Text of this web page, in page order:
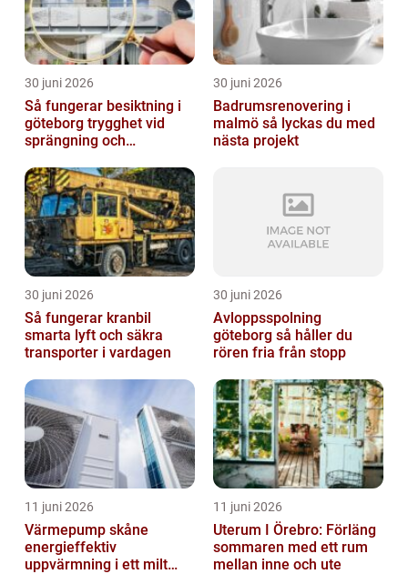
30 juni 2026
Så fungerar besiktning i
göteborg trygghet vid
sprängning och
30 juni 2026
Badrumsrenovering i
malmö så lyckas du med
nästa projekt
30 juni 2026
Så fungerar kranbil
smarta lyft och säkra
transporter i vardagen
30 juni 2026
Avloppsspolning
göteborg så håller du
rören fria från stopp
11 juni 2026
Värmepump skåne
energieffektiv
uppvärmning i ett milt
11 juni 2026
Uterum I Örebro: Förläng
sommaren med ett rum
mellan inne och ute